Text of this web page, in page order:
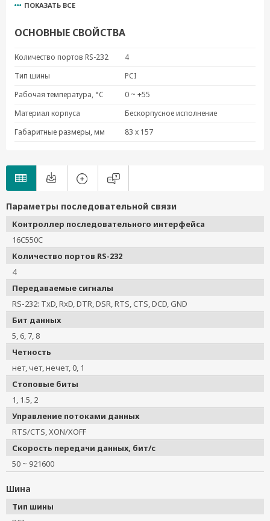
CBL-M37M25x4-30
ПОКАЗАТЬ ВСЕ
ОСНОВНЫЕ СВОЙСТВА
Количество портов RS-232
4
Тип шины
PCI
Рабочая температура, °C
0 ~ +55
Материал корпуса
Бескорпусное исполнение
Габаритные размеры, мм
83 x 157
Параметры последовательной связи
Контроллер последовательного интерфейса
16C550C
Количество портов RS-232
4
Передаваемые сигналы
RS-232: TxD, RxD, DTR, DSR, RTS, CTS, DCD, GND
Бит данных
5, 6, 7, 8
Четность
нет, чет, нечет, 0, 1
Стоповые биты
1, 1.5, 2
Управление потоками данных
RTS/CTS, XON/XOFF
Скорость передачи данных, бит/с
50 ~ 921600
Шина
Тип шины